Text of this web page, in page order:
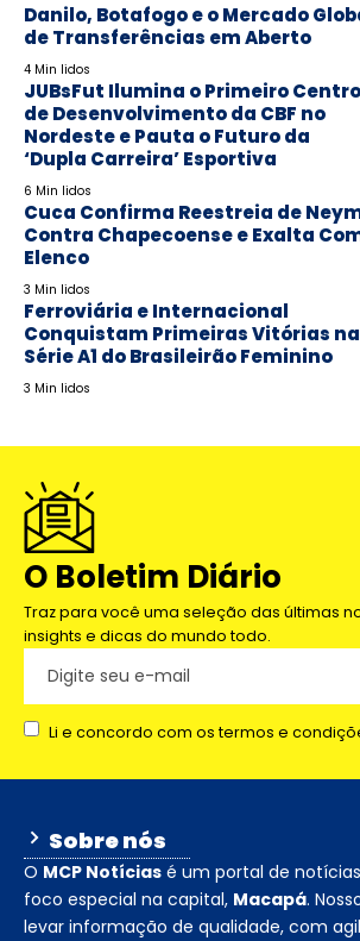
Danilo, Botafogo e o Mercado
de Transferências em Aberto
4 Min lidos
JUBsFut Ilumina o Primeiro Centro
de Desenvolvimento da CBF no
Nordeste e Pauta o Futuro da
‘Dupla Carreira’ Esportiva
6 Min lidos
Cuca Confirma Reestreia de
Contra Chapecoense e Exalta
Elenco
3 Min lidos
Ferroviária e Internacional
Conquistam Primeiras Vitórias na
Série A1 do Brasileirão Feminino
3 Min lidos
O Boletim Diário
Traz para você uma seleção das últimas
insights e dicas do mundo todo.
Li e concordo com os termos e
Sobre nós
O MCP Notícias é um portal de
foco especial na capital, Macapá.
levar informação de qualidade, com